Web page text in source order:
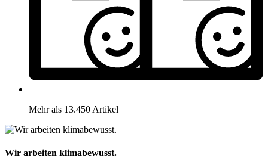
Mehr als 13.450 Artikel
Wir arbeiten klimabewusst.